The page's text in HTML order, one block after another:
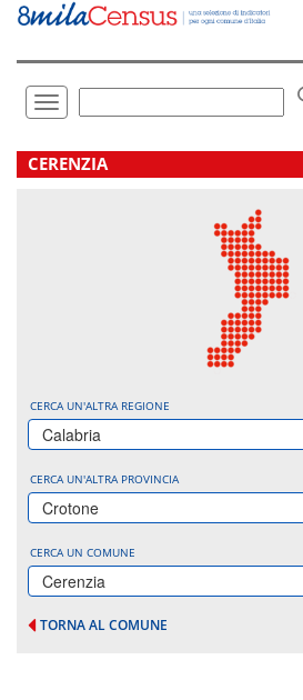
Vai
direttamente
Toggle
navigation
.
CERENZIA
CERCA UN'ALTRA REGIONE
Calabria
CERCA UN'ALTRA PROVINCIA
Crotone
CERCA UN COMUNE
Cerenzia
TORNA AL COMUNE